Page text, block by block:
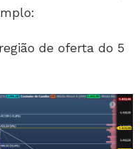
de oferta do 5